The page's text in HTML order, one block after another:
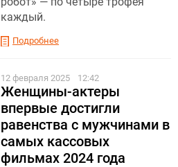
каждый.
Подробнее
12 февраля 2025 12:42
Женщины-актеры
впервые достигли
равенства с мужчинами в
самых кассовых
фильмах 2024 года